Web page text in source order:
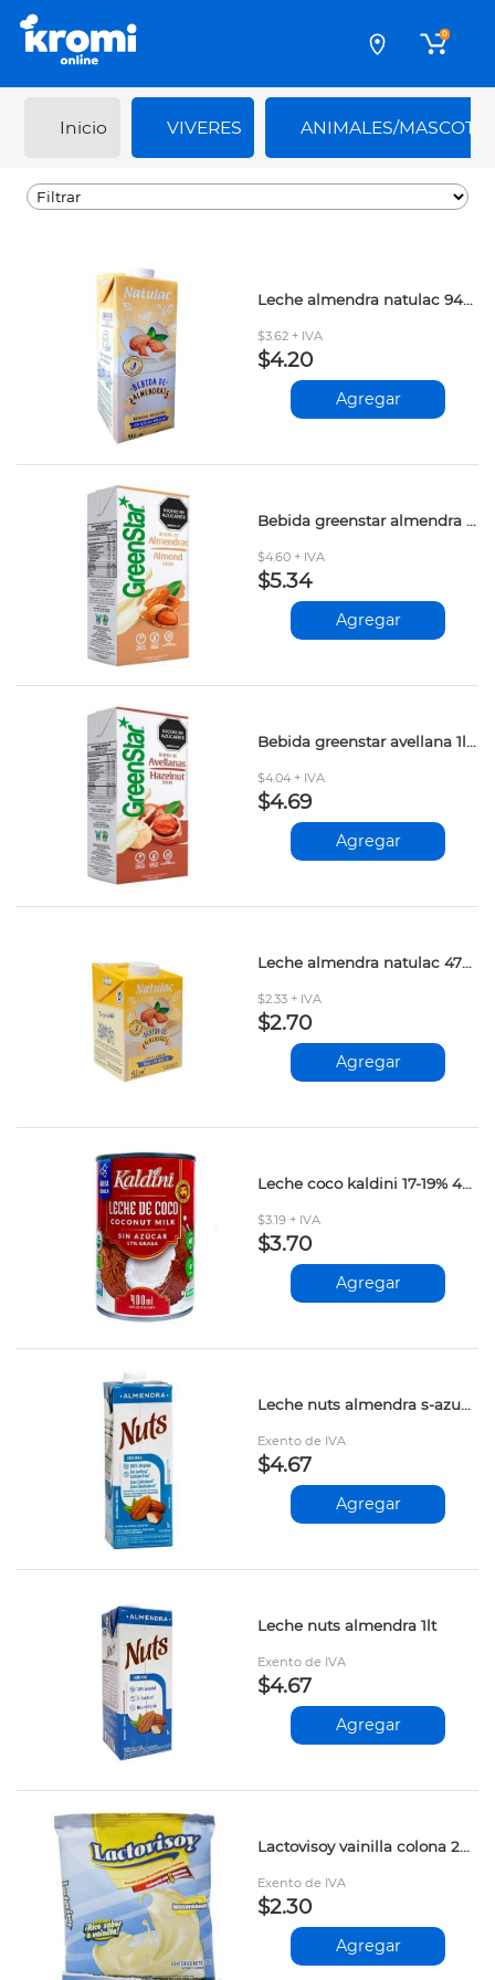
0
Inicio VIVERES ANIMALES/
Leche almendra natulac 946ml
$3.62 + IVA
$4.20
Agregar
Bebida greenstar almendra 1lt kgl
$4.60 + IVA
$5.34
Agregar
Bebida greenstar avellana 1lt kgl
$4.04 + IVA
$4.69
Agregar
Leche almendra natulac 473ml
$2.33 + IVA
$2.70
Agregar
Leche coco kaldini 17-19% 400gr
$3.19 + IVA
$3.70
Agregar
Leche nuts almendra s-azucar 1lt
Exento de IVA
$4.67
Agregar
Leche nuts almendra 1lt
Exento de IVA
$4.67
Agregar
Lactovisoy vainilla colona 200gr
Exento de IVA
$2.30
Agregar